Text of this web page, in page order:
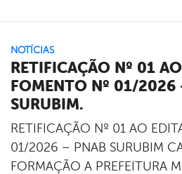
NOTÍCIAS
RETIFICAÇÃO Nº 01
FOMENTO Nº 01/2026
SURUBIM.
RETIFICAÇÃO Nº 01 AO
01/2026 – PNAB SURUBIM
FORMAÇÃO A PREFEITURA